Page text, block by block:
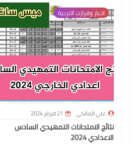
اخبار وقرارت التربية
علي المالكي 21 فبراير 2024
نتائج الامتحانات التمهيدي السادس
الاعدادي 2024